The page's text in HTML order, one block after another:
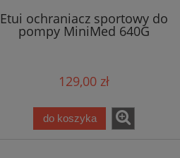
Etui ochraniacz sportowy do
pompy MiniMed 640G
129,00 zł
do koszyka